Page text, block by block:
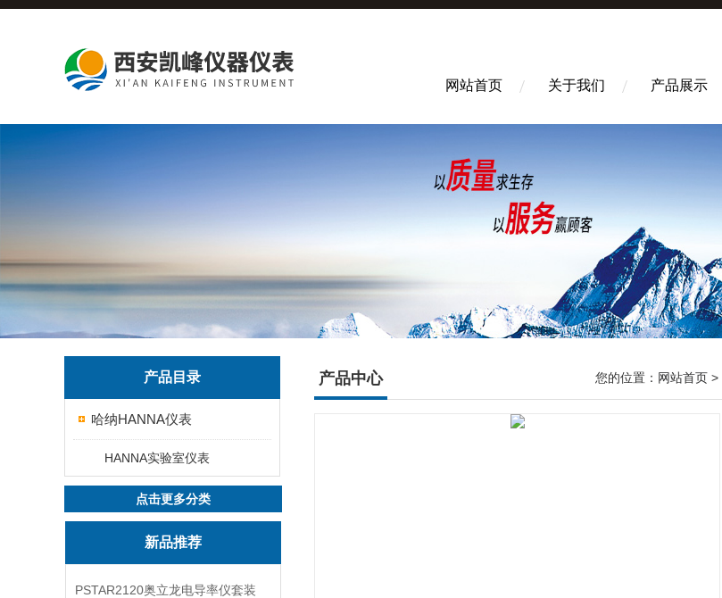
网站首页 关于我们 产品展示
产品目录
哈纳HANNA仪表
HANNA实验室仪表
点击更多分类
新品推荐
PSTAR2120奥立龙电导率仪套装
产品中心 您的位置： 网站首页 >